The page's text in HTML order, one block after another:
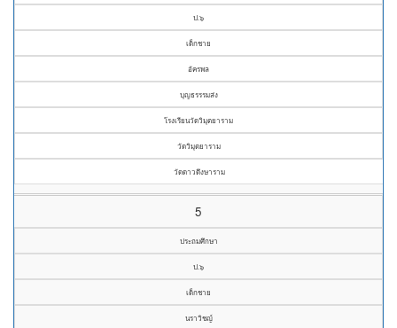
ป.๖
เด็กชาย
อัครพล
บุญธรรรมส่ง
โรงเรียนวัดวิมุตยาราม
วัดวิมุตยาราม
วัดดาวดึงษาราม
5
ประถมศึกษา
ป.๖
เด็กชาย
นราวิชญ์